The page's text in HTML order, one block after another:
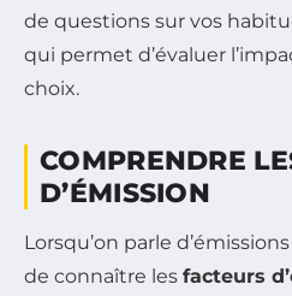
de questions sur vos
qui permet d’évaluer
choix.
COMPRENDRE
D’ÉMISSION
Lorsqu’on parle
de connaître les facteurs